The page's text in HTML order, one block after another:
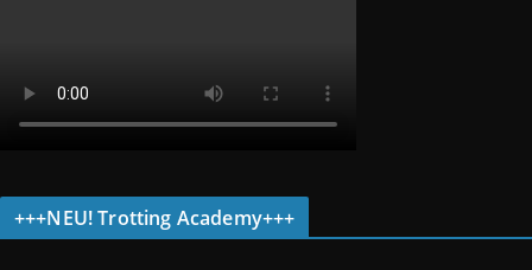
+++NEU! Trotting Academy+++